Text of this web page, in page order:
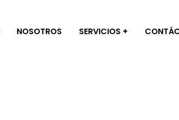
NOSOTROS SERVICIOS